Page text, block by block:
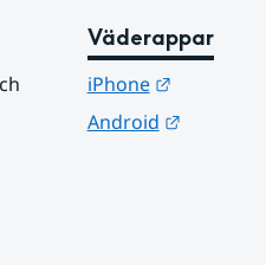
Väderappar
iPhone
Länk till
Android
Länk till